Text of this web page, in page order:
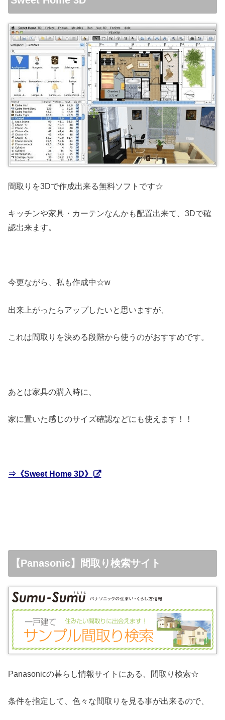
間取りを3Dで作成出来る無料ソフトです☆
キッチンや家具・カーテンなんかも配置出来て、3Dで確
認出来ます。
今更ながら、私も作成中☆w
出来上がったらアップしたいと思いますが、
これは間取りを決める段階から使うのがおすすめです。
あとは家具の購入時に、
家に置いた感じのサイズ確認などにも使えます！！
⇒《Sweet Home 3D》
【Panasonic】間取り検索サイト
Panasonicの暮らし情報サイトにある、間取り検索☆
条件を指定して、色々な間取りを見る事が出来るので、